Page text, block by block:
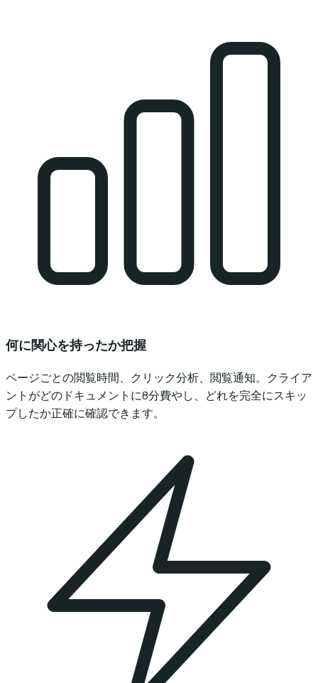
何に関心を持ったか把握
ページごとの閲覧時間、クリック分析、閲覧通知。クライア
ントがどのドキュメントに8分費やし、どれを完全にスキッ
プしたか正確に確認できます。